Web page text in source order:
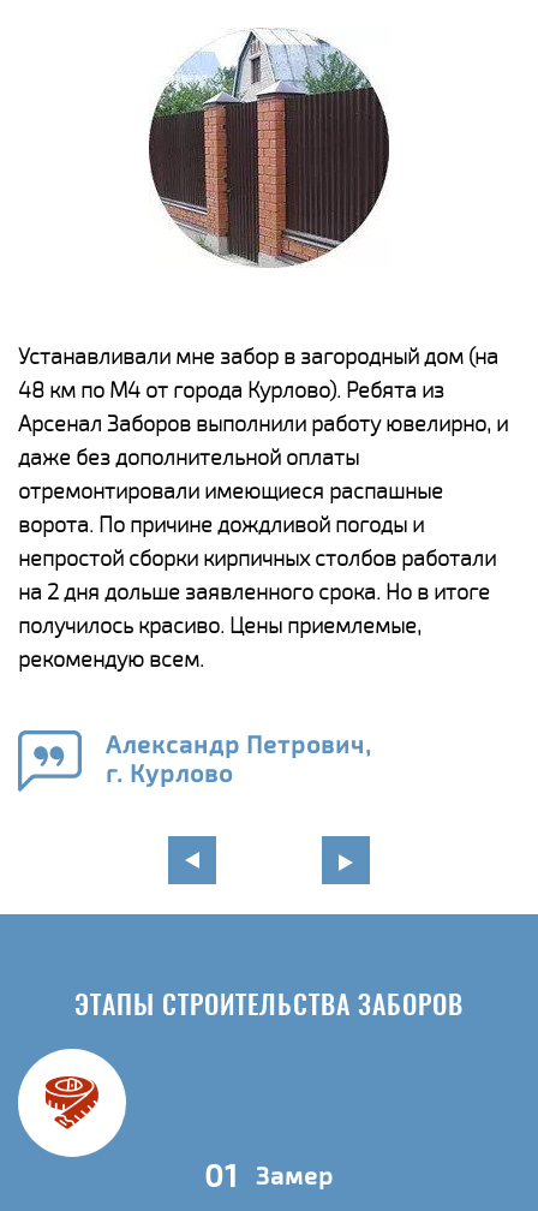
Устанавливали мне забор в загородный дом (на
48 км по М4 от города Курлово). Ребята из
Арсенал Заборов выполнили работу ювелирно, и
даже без дополнительной оплаты
отремонтировали имеющиеся распашные
ворота. По причине дождливой погоды и
непростой сборки кирпичных столбов работали
на 2 дня дольше заявленного срока. Но в итоге
получилось красиво. Цены приемлемые,
рекомендую всем.
Александр Петрович,
г. Курлово
ЭТАПЫ СТРОИТЕЛЬСТВА ЗАБОРОВ
01 Замер